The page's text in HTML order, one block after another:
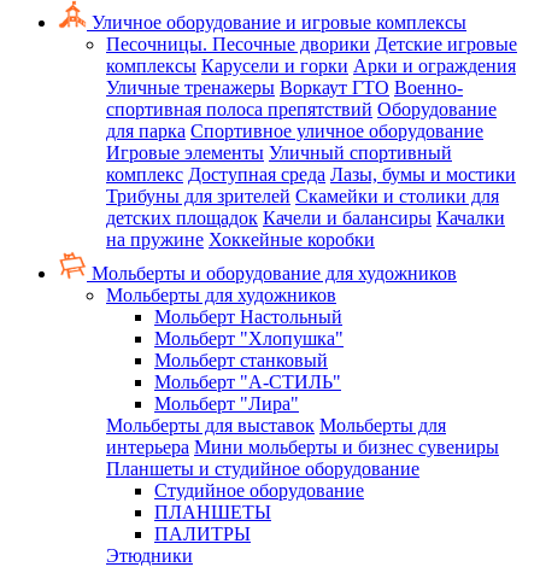
Уличное оборудование и игровые комплексы
Песочницы. Песочные дворики Детские игровые
комплексы Карусели и горки Арки и ограждения
Уличные тренажеры Воркаут ГТО Военно-
спортивная полоса препятствий Оборудование
для парка Спортивное уличное оборудование
Игровые элементы Уличный спортивный
комплекс Доступная среда Лазы, бумы и мостики
Трибуны для зрителей Скамейки и столики для
детских площадок Качели и балансиры Качалки
на пружине Хоккейные коробки
Мольберты и оборудование для художников
Мольберты для художников
Мольберт Настольный
Мольберт "Хлопушка"
Мольберт станковый
Мольберт "А-СТИЛЬ"
Мольберт "Лира"
Мольберты для выставок Мольберты для
интерьера Мини мольберты и бизнес сувениры
Планшеты и студийное оборудование
Студийное оборудование
ПЛАНШЕТЫ
ПАЛИТРЫ
Этюдники